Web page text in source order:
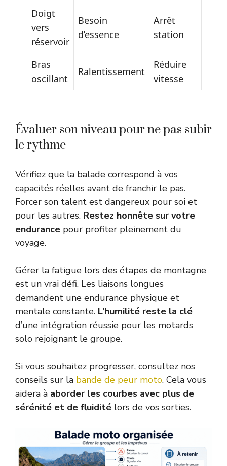
Doigt
vers
réservoir
Besoin
d’essence
Arrêt
station
Bras
oscillant
Ralentissement
Réduire
vitesse
Évaluer son niveau pour ne pas subir
le rythme
Vérifiez que la balade correspond à vos
capacités réelles avant de franchir le pas.
Forcer son talent est dangereux pour soi et
pour les autres. Restez honnête sur votre
endurance pour profiter pleinement du
voyage.
Gérer la fatigue lors des étapes de montagne
est un vrai défi. Les liaisons longues
demandent une endurance physique et
mentale constante. L’humilité reste la clé
d’une intégration réussie pour les motards
solo rejoignant le groupe.
Si vous souhaitez progresser, consultez nos
conseils sur la bande de peur moto. Cela vous
aidera à aborder les courbes avec plus de
sérénité et de fluidité lors de vos sorties.